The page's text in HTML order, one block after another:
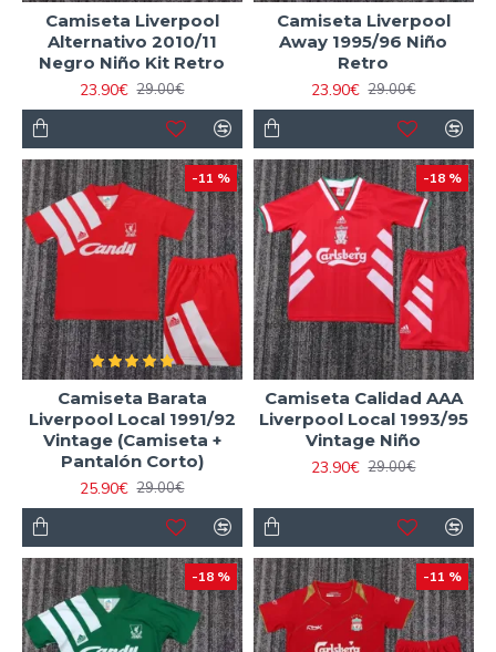
Camiseta Liverpool
Alternativo 2010/11
Negro Niño Kit Retro
23.90€ 29.00€
Camiseta Liverpool
Away 1995/96 Niño
Retro
23.90€ 29.00€
-11 %
Camiseta Barata
Liverpool Local 1991/92
Vintage (Camiseta +
Pantalón Corto)
25.90€ 29.00€
-18 %
Camiseta Calidad AAA
Liverpool Local 1993/95
Vintage Niño
23.90€ 29.00€
-18 % -11 %